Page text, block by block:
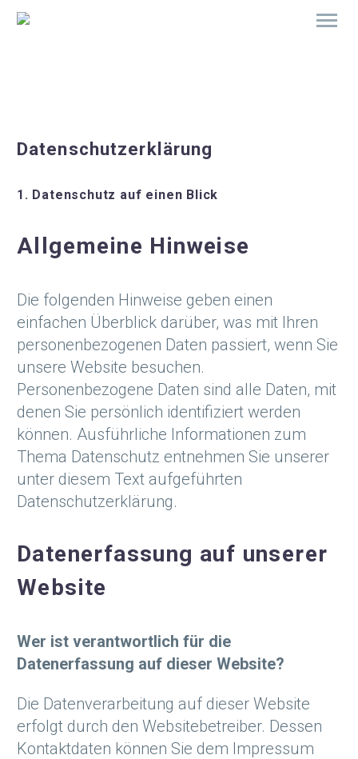
Datenschutzerklärung
1. Datenschutz auf einen Blick
Allgemeine Hinweise
Die folgenden Hinweise geben einen
einfachen Überblick darüber, was mit Ihren
personenbezogenen Daten passiert, wenn Sie
unsere Website besuchen.
Personenbezogene Daten sind alle Daten, mit
denen Sie persönlich identifiziert werden
können. Ausführliche Informationen zum
Thema Datenschutz entnehmen Sie unserer
unter diesem Text aufgeführten
Datenschutzerklärung.
Datenerfassung auf unserer
Website
Wer ist verantwortlich für die
Datenerfassung auf dieser Website?
Die Datenverarbeitung auf dieser Website
erfolgt durch den Websitebetreiber. Dessen
Kontaktdaten können Sie dem Impressum